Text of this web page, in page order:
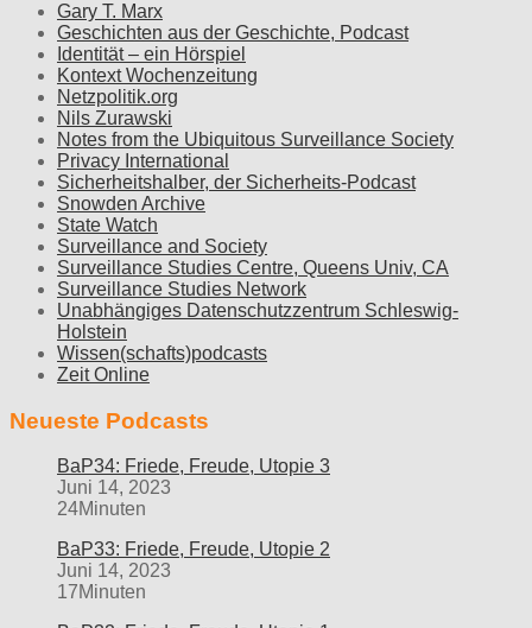
Gary T. Marx
Geschichten aus der Geschichte, Podcast
Identität – ein Hörspiel
Kontext Wochenzeitung
Netzpolitik.org
Nils Zurawski
Notes from the Ubiquitous Surveillance Society
Privacy International
Sicherheitshalber, der Sicherheits-Podcast
Snowden Archive
State Watch
Surveillance and Society
Surveillance Studies Centre, Queens Univ, CA
Surveillance Studies Network
Unabhängiges Datenschutzzentrum Schleswig-
Holstein
Wissen(schafts)podcasts
Zeit Online
Neueste Podcasts
BaP34: Friede, Freude, Utopie 3
Juni 14, 2023
24Minuten
BaP33: Friede, Freude, Utopie 2
Juni 14, 2023
17Minuten